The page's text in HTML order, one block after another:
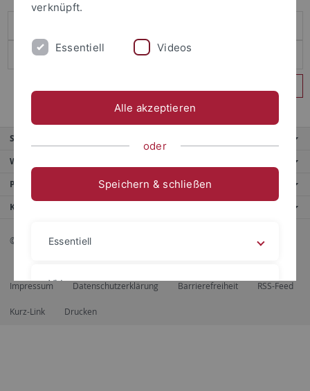
Service
Weitere Angebote
Portale
Kontaktinfo
© 2026 Eberhard Karls Universität Tübingen, Tübingen
Impressum Datenschutzerklärung Barrierefreiheit RSS-Feed
Kurz-Link Drucken
verknüpft.
Essentiell Videos
Alle akzeptieren
oder
Speichern & schließen
Essentiell
Videos